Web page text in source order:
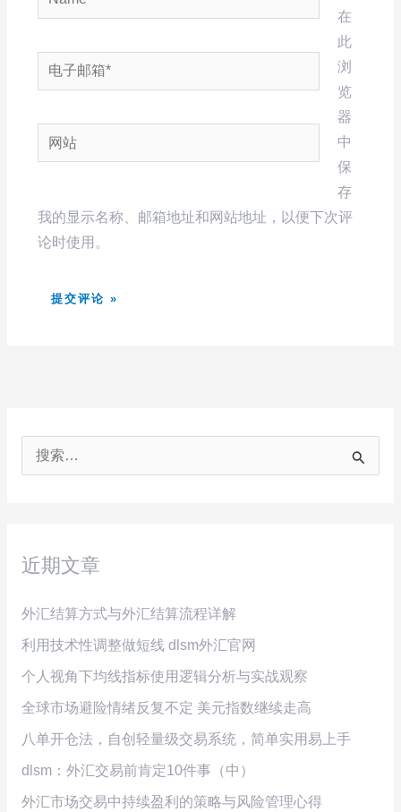
电
子
箱
*
网
站
在
此
浏
览
器
中
保
存
我的显示名称、邮箱地址和网站地址，以便下次评
论时使用。
近期文章
外汇结算方式与外汇结算流程详解
利用技术性调整做短线 dlsm外汇官网
个人视角下均线指标使用逻辑分析与实战观察
全球市场避险情绪反复不定 美元指数继续走高
八单开仓法，自创轻量级交易系统，简单实用易上手
dlsm：外汇交易前肯定10件事（中）
外汇市场交易中持续盈利的策略与风险管理心得